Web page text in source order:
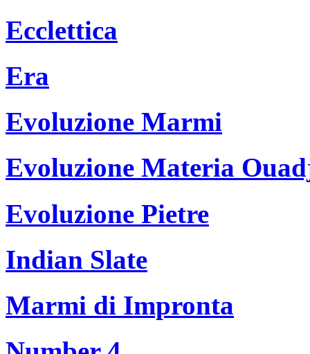
Ecclettica
Era
Evoluzione Marmi
Evoluzione Materia
Evoluzione Pietre
Indian Slate
Marmi di Impronta